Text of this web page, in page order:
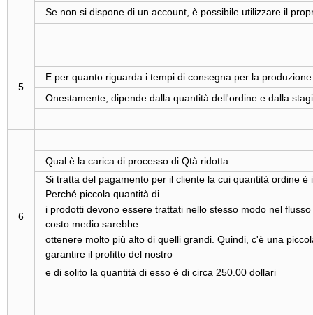
Se non si dispone di un account, è possibile utilizzare il
5
E per quanto riguarda i tempi di consegna per la
Onestamente, dipende dalla quantità dell'ordine e dalla
6
Qual è la carica di processo di Qtà ridotta.
Si tratta del pagamento per il cliente la cui quantità ordine
Perché piccola quantità di
i prodotti devono essere trattati nello stesso modo nel
costo medio sarebbe
ottenere molto più alto di quelli grandi. Quindi, c'è una
garantire il profitto del nostro
e di solito la quantità di esso è di circa 250.00 dollari